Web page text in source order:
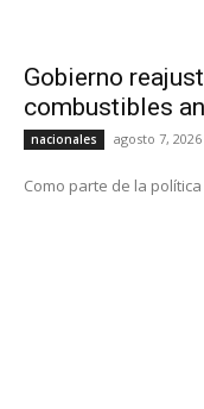
Gobierno
combustibles
nacionales agosto 7, 2026
Como parte de la